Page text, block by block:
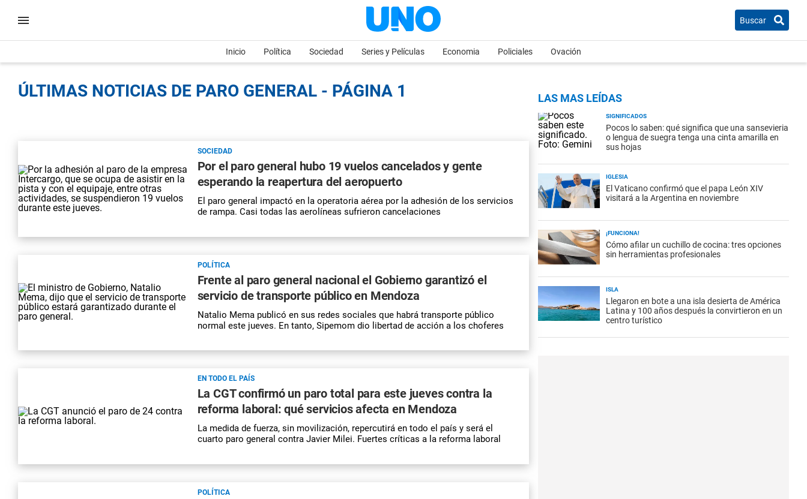
Buscar
Inicio Política Sociedad Series y Películas Economia Policiales Ovación
ÚLTIMAS NOTICIAS DE PARO GENERAL - PÁGINA 1
SOCIEDAD
Por el paro general hubo 19 vuelos cancelados y gente
esperando la reapertura del aeropuerto
El paro general impactó en la operatoria aérea por la adhesión de los servicios
de rampa. Casi todas las aerolíneas sufrieron cancelaciones
POLÍTICA
Frente al paro general nacional el Gobierno garantizó el
servicio de transporte público en Mendoza
Natalio Mema publicó en sus redes sociales que habrá transporte público
normal este jueves. En tanto, Sipemom dio libertad de acción a los choferes
EN TODO EL PAÍS
La CGT confirmó un paro total para este jueves contra la
reforma laboral: qué servicios afecta en Mendoza
La medida de fuerza, sin movilización, repercutirá en todo el país y será el
cuarto paro general contra Javier Milei. Fuertes críticas a la reforma laboral
POLÍTICA
LAS MAS LEÍDAS
SIGNIFICADOS
Pocos lo saben: qué significa que una sansevieria
o lengua de suegra tenga una cinta amarilla en
sus hojas
IGLESIA
El Vaticano confirmó que el papa León XIV
visitará a la Argentina en noviembre
¡FUNCIONA!
Cómo afilar un cuchillo de cocina: tres opciones
sin herramientas profesionales
ISLA
Llegaron en bote a una isla desierta de América
Latina y 100 años después la convirtieron en un
centro turístico